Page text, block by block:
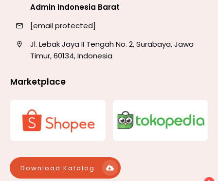
Admin Indonesia Barat
[email protected]
Jl. Lebak Jaya II Tengah No. 2, Surabaya, Jawa
Timur, 60134, Indonesia
Marketplace
Download Katalog